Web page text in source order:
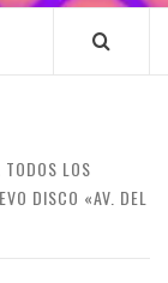
TODOS LOS
DISCO «AV. DEL